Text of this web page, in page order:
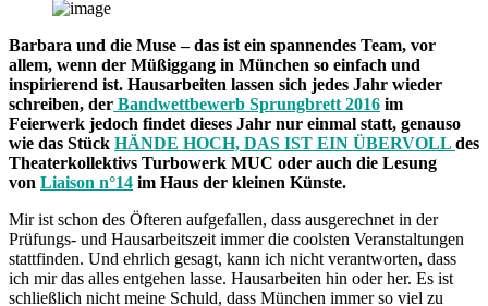
Barbara und die Muse – das ist ein spannendes Team, vor
allem, wenn der Müßiggang in München so einfach und
inspirierend ist. Hausarbeiten lassen sich jedes Jahr wieder
schreiben, der Bandwettbewerb Sprungbrett 2016 im
Feierwerk jedoch findet dieses Jahr nur einmal statt, genauso
wie das Stück HÄNDE HOCH, DAS IST EIN ÜBERVOLL des
Theaterkollektivs Turbowerk MUC oder auch die Lesung
von Liaison n°14 im Haus der kleinen Künste.
Mir ist schon des Öfteren aufgefallen, dass ausgerechnet in der
Prüfungs- und Hausarbeitszeit immer die coolsten Veranstaltungen
stattfinden. Und ehrlich gesagt, kann ich nicht verantworten, dass
ich mir das alles entgehen lasse. Hausarbeiten hin oder her. Es ist
schließlich nicht meine Schuld, dass München immer so viel zu